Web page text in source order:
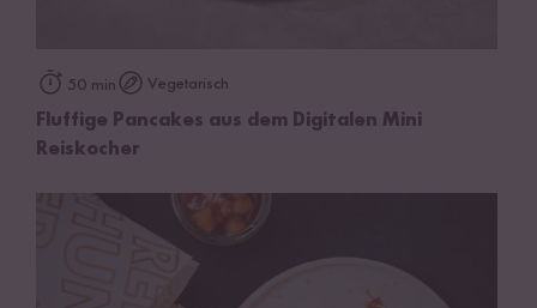
50 min Vegetarisch
Fluffige Pancakes aus dem Digitalen Mini
Reiskocher